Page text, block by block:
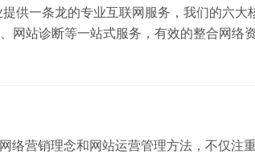
供一条龙的专业互联网服务，我们的六大
网站诊断等一站式服务，有效的整合网络
秀的网页设计能力，我们的设计师是来此全
络营销理念和网站运营管理方法，不仅注